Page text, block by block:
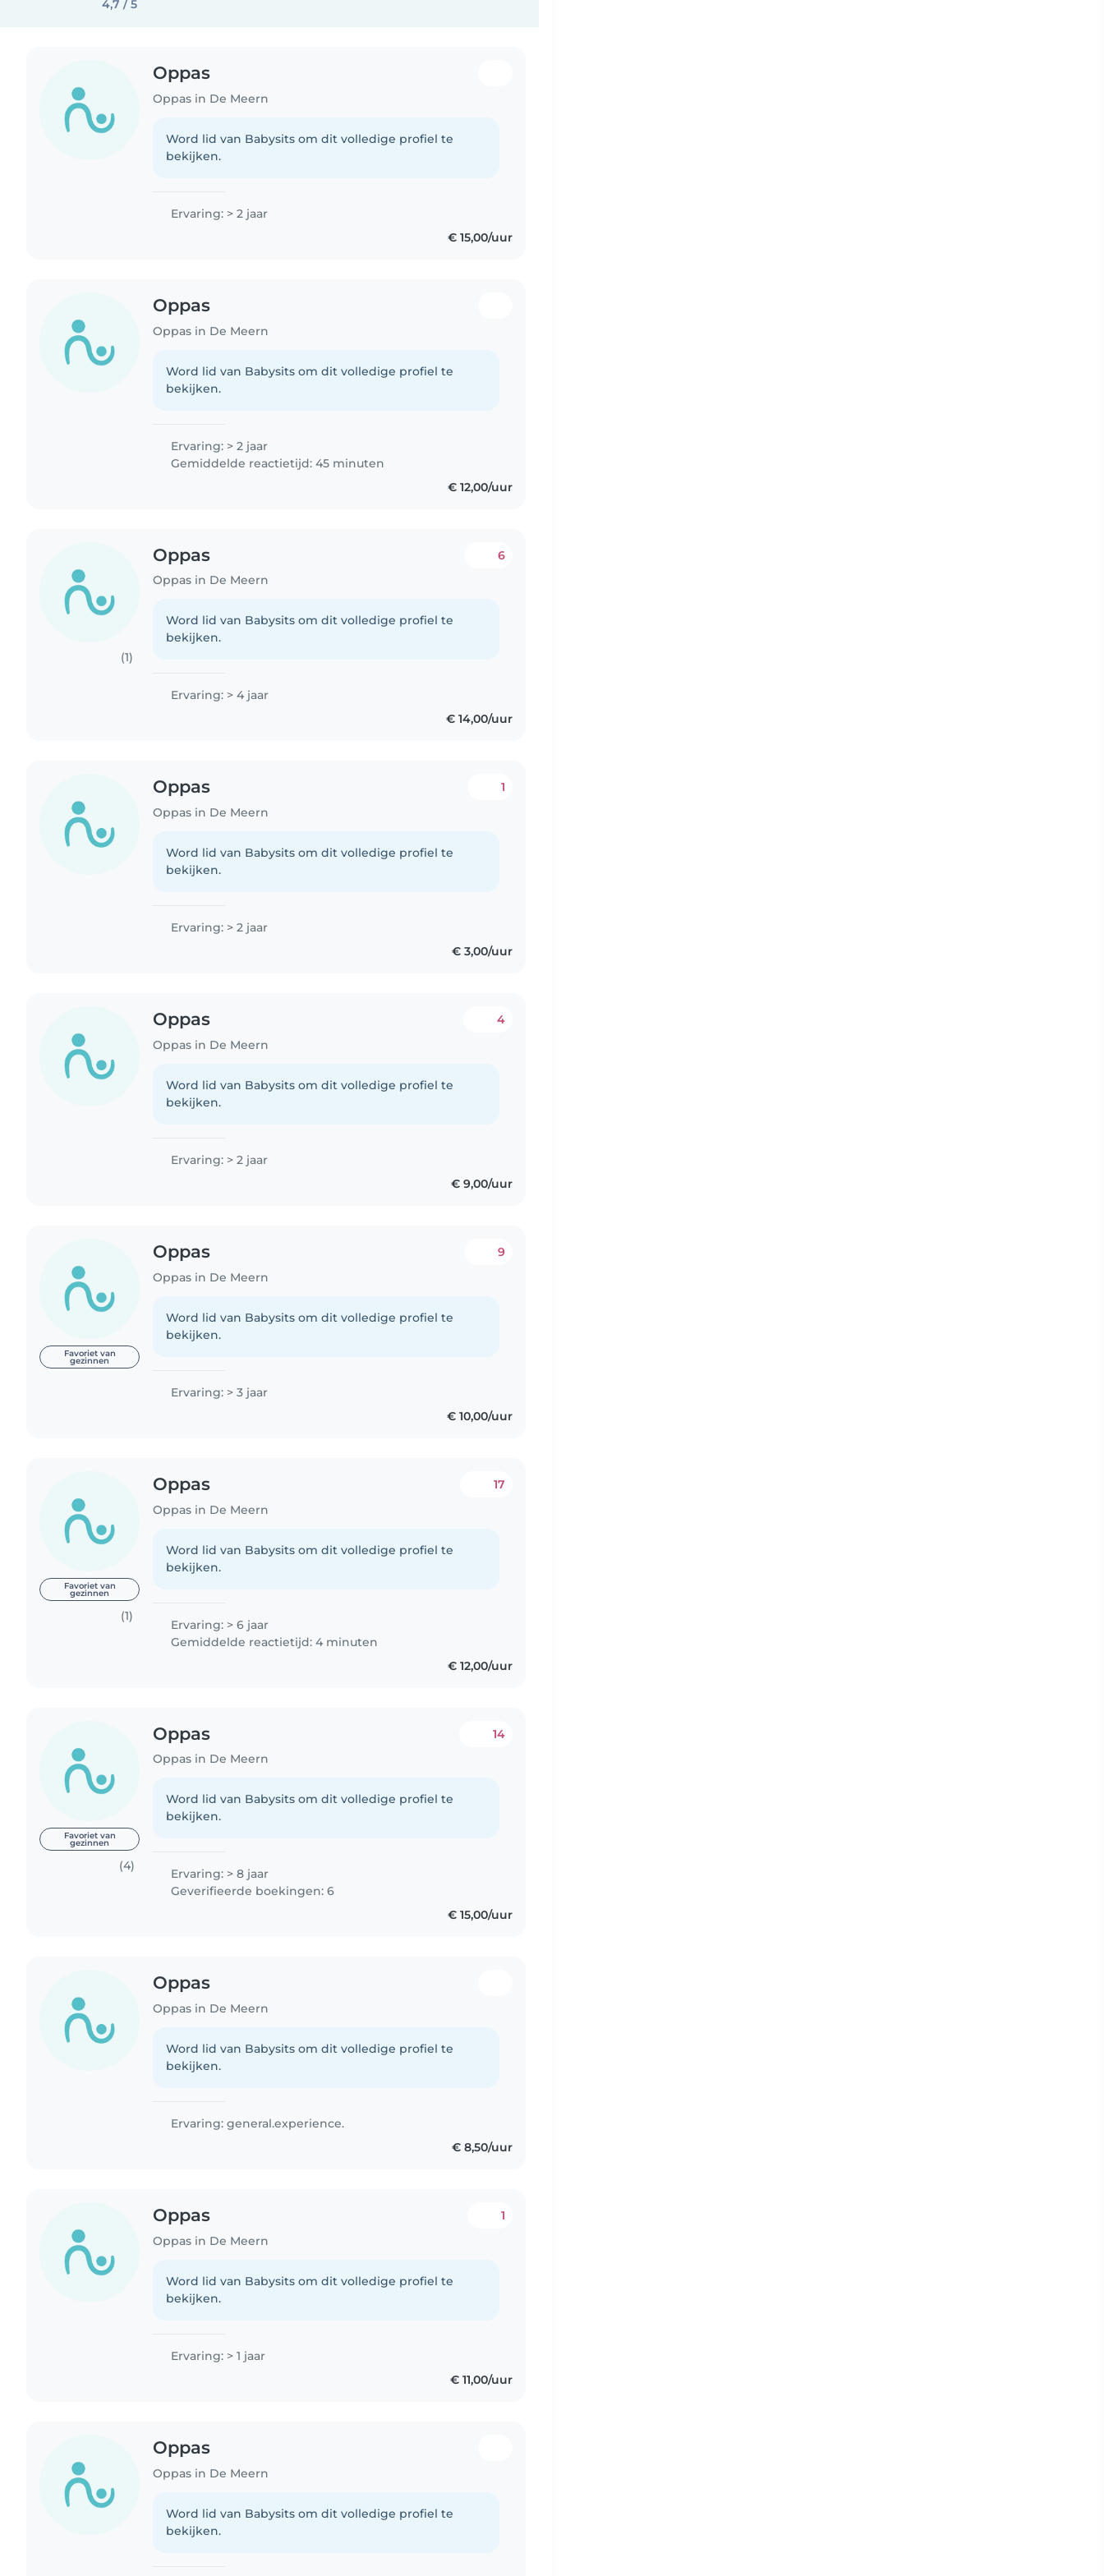
4,7 / 5
Oppas
Oppas in De Meern
Word lid van Babysits om dit volledige profiel te
bekijken.
Ervaring: > 2 jaar
€ 15,00/uur
Oppas
Oppas in De Meern
Word lid van Babysits om dit volledige profiel te
bekijken.
Ervaring: > 2 jaar
Gemiddelde reactietijd: 45 minuten
€ 12,00/uur
(1)
Oppas
Oppas in De Meern
6
Word lid van Babysits om dit volledige profiel te
bekijken.
Ervaring: > 4 jaar
€ 14,00/uur
Oppas
Oppas in De Meern
1
Word lid van Babysits om dit volledige profiel te
bekijken.
Ervaring: > 2 jaar
€ 3,00/uur
Oppas
Oppas in De Meern
4
Word lid van Babysits om dit volledige profiel te
bekijken.
Ervaring: > 2 jaar
€ 9,00/uur
Favoriet van
gezinnen
Oppas
Oppas in De Meern
9
Word lid van Babysits om dit volledige profiel te
bekijken.
Ervaring: > 3 jaar
€ 10,00/uur
Favoriet van
gezinnen
(1)
Oppas
Oppas in De Meern
17
Word lid van Babysits om dit volledige profiel te
bekijken.
Ervaring: > 6 jaar
Gemiddelde reactietijd: 4 minuten
€ 12,00/uur
Favoriet van
gezinnen
(4)
Oppas
Oppas in De Meern
14
Word lid van Babysits om dit volledige profiel te
bekijken.
Ervaring: > 8 jaar
Geverifieerde boekingen: 6
€ 15,00/uur
Oppas
Oppas in De Meern
Word lid van Babysits om dit volledige profiel te
bekijken.
Ervaring: general.experience.
€ 8,50/uur
Oppas
Oppas in De Meern
1
Word lid van Babysits om dit volledige profiel te
bekijken.
Ervaring: > 1 jaar
€ 11,00/uur
Oppas
Oppas in De Meern
Word lid van Babysits om dit volledige profiel te
bekijken.